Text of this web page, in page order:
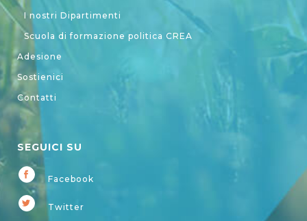
I nostri Dipartimenti
Scuola di formazione politica CREA
Adesione
Sostienici
Contatti
SEGUICI SU
Facebook
Twitter